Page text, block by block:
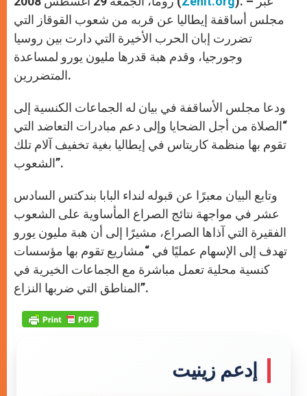
p e
r
k
مجلس أساقفة إيطاليا عن قربه من شعوب القوقاز التي
تضررت إبان الحرب الأخيرة التي دارت بين روسيا
وجورجيا، وقدم هبة قدرها مليون يورو لمساعدة
المتضررين.
ودعا مجلس الأساقفة في بيان له الجماعات الكنسية إلى
“الصلاة من أجل الضحايا وإلى دعم مبادرات التعاضد التي
تقوم بها منظمة كاريتاس في إيطاليا بغية تخفيف آلام تلك
الشعوب”.
وتابع البيان معبرًا عن قبوله لنداء البابا بندكتس السادس
عشر في مواجهة نتائج الصراع المأساوية على الشعوب
الفقيرة التي آذاها الصراع، مشيرًا إلى أن هبة مليون يورو
تهدف إلى الإسهام عمليًا في “مشاريع تقوم بها مؤسسات
كنسية محلية تعمل مباشرة مع الجماعات الخيرية في
المناطق التي ضربها النزاع”.
إدعم زينيت